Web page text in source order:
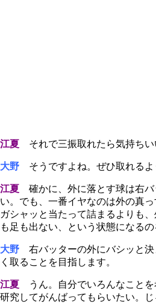
江夏 それで三振取れたら気持ちい
大野 そうですよね。ぜひ取れるよ
江夏 確かに、外に落とす球は右バ
い。でも、一番イヤなのは外の真っ
ガシャッと当たって詰まるよりも
も足も出ない、という状態になるの
大野 右バッターの外にバシッと
く取ることを目指します。
江夏 うん。自分でいろんなこと
研究してがんばってもらいたい。